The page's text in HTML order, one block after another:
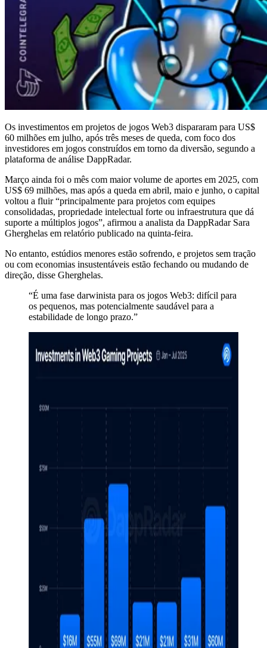
Os investimentos em projetos de jogos Web3 dispararam para US$
60 milhões em julho, após três meses de queda, com foco dos
investidores em jogos construídos em torno da diversão, segundo a
plataforma de análise DappRadar.
Março ainda foi o mês com maior volume de aportes em 2025, com
US$ 69 milhões, mas após a queda em abril, maio e junho, o capital
voltou a fluir “principalmente para projetos com equipes
consolidadas, propriedade intelectual forte ou infraestrutura que dá
suporte a múltiplos jogos”, afirmou a analista da DappRadar Sara
Gherghelas em relatório publicado na quinta-feira.
No entanto, estúdios menores estão sofrendo, e projetos sem tração
ou com economias insustentáveis estão fechando ou mudando de
direção, disse Gherghelas.
“É uma fase darwinista para os jogos Web3: difícil para
os pequenos, mas potencialmente saudável para a
estabilidade de longo prazo.”